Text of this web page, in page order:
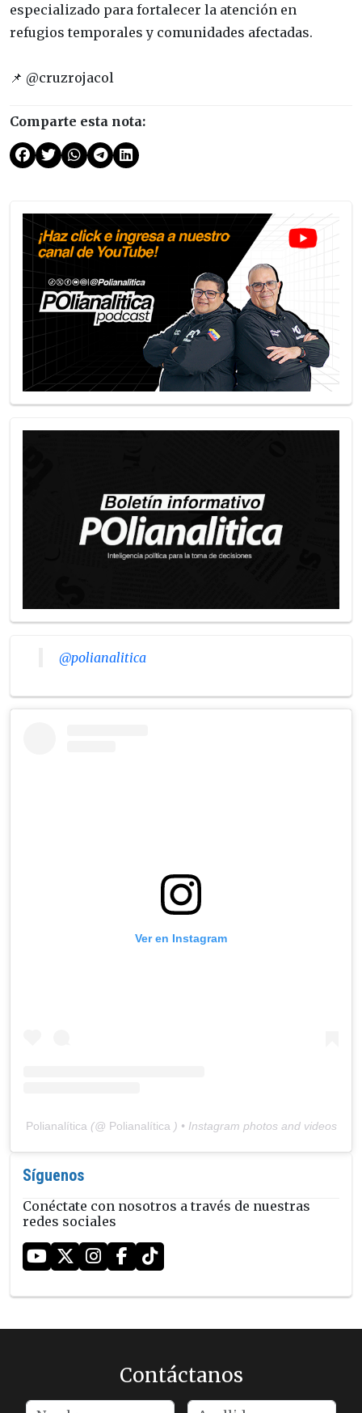
especializado para fortalecer la atención en
refugios temporales y comunidades afectadas.
📌 @cruzrojacol
Comparte esta nota:
@polianalitica
Ver en Instagram
Polianalítica (@ Polianalítica ) • Instagram photos and videos
Síguenos
Conéctate con nosotros a través de nuestras
redes sociales
Contáctanos